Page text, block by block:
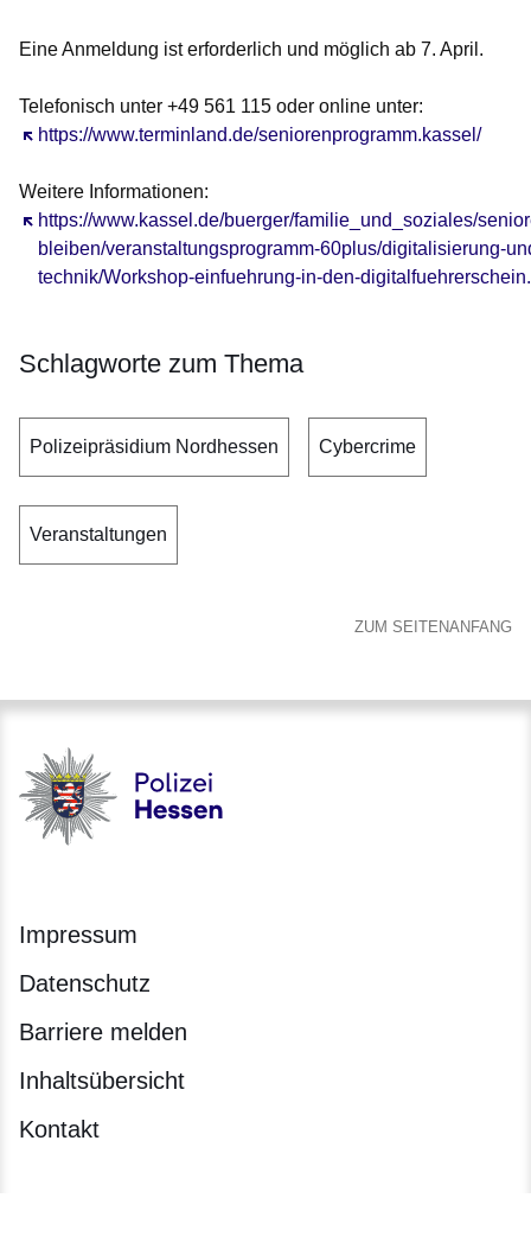
Eine Anmeldung ist erforderlich und möglich ab 7. April.
Telefonisch unter +49 561 115 oder online unter:
https://www.terminland.de/seniorenprogramm.kassel/
Öffnet sich in einem neuen Fenster
Weitere Informationen:
https://www.kassel.de/buerger/familie_und_soziales/
bleiben/veranstaltungsprogramm-60plus/digitalisierung-
technik/Workshop-einfuehrung-in-den-
Öffnet sich in einem neuen Fenster
Schlagworte zum Thema
Polizeipräsidium Nordhessen Cybercrime
Veranstaltungen
ZUM SEITENANFANG
Polizei - Polizei.hessen.de
Impressum
Datenschutz
Barriere melden
Inhaltsübersicht
Kontakt